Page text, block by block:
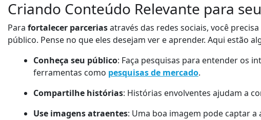
Criando Conteúdo Relevante para
Para fortalecer parceriasatravés das redes sociais, você
público. Pense no que eles desejam ver e aprender. Aqui estão
Conheça seu público: Faça pesquisas para entender os
ferramentas como pesquisas de mercado.
Compartilhe histórias: Histórias envolventes ajudam a
Use imagens atraentes: Uma boa imagem pode captar